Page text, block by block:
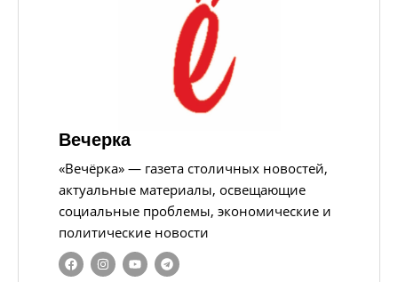
Вечерка
«Вечёрка» — газета столичных новостей,
актуальные материалы, освещающие
социальные проблемы, экономические и
политические новости